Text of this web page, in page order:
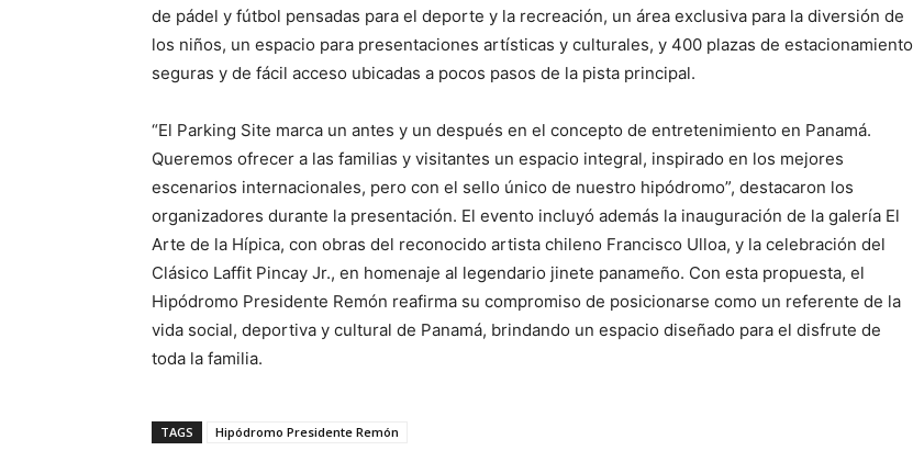
de pádel y fútbol pensadas para el deporte y la recreación, un área exclusiva para la diversión de
los niños, un espacio para presentaciones artísticas y culturales, y 400 plazas de estacionamiento
seguras y de fácil acceso ubicadas a pocos pasos de la pista principal.
“El Parking Site marca un antes y un después en el concepto de entretenimiento en Panamá.
Queremos ofrecer a las familias y visitantes un espacio integral, inspirado en los mejores
escenarios internacionales, pero con el sello único de nuestro hipódromo”, destacaron los
organizadores durante la presentación. El evento incluyó además la inauguración de la galería El
Arte de la Hípica, con obras del reconocido artista chileno Francisco Ulloa, y la celebración del
Clásico Laffit Pincay Jr., en homenaje al legendario jinete panameño. Con esta propuesta, el
Hipódromo Presidente Remón reafirma su compromiso de posicionarse como un referente de la
vida social, deportiva y cultural de Panamá, brindando un espacio diseñado para el disfrute de
toda la familia.
TAGS Hipódromo Presidente Remón